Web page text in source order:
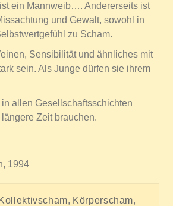
ein Mannweib…. Andererseits ist
und Gewalt, sowohl in
zu Scham.
Sensibilität und ähnliches mit
sein. Als Junge dürfen sie ihrem
allen Gesellschaftsschichten
Zeit brauchen.
1994
Kollektivscham, Körperscham,